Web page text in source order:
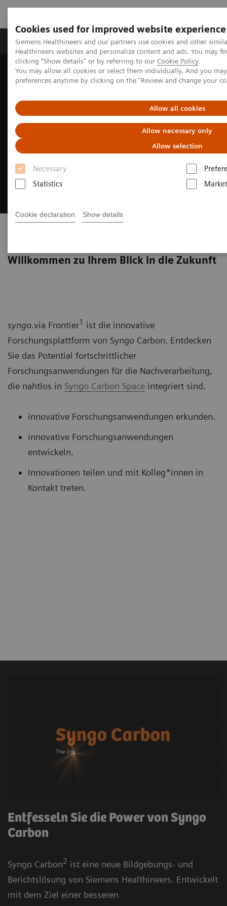
Cookies used for improved website experience
Siemens Healthineers and our partners use cookies and other
Healthineers websites and personalize content and ads. You may
clicking "Show details" or by referring to our Cookie Policy.
You may allow all cookies or select them individually. And you
preferences anytime by clicking on the "Review and change your
Allow all cookies
Allow necessary only
Allow selection
Necessary
Statistics
Cookie declaration Show details
Produkte & Services Fachbereiche
Home Digital Solutions & Automation syngo.via Frontier
Willkommen zu Ihrem Blick in die Zukunft
syngo.via Frontier1 ist die innovative
Forschungsplattform von Syngo Carbon. Entdecken
Sie das Potential fortschrittlicher
Forschungsanwendungen für die Nachverarbeitung,
die nahtlos in Syngo Carbon Space integriert sind.
innovative Forschungsanwendungen erkunden.
innovative Forschungsanwendungen
entwickeln.
Innovationen teilen und mit Kolleg*innen in
Kontakt treten.
Entfesseln Sie die Power von Syngo
Carbon
Syngo Carbon2 ist eine neue Bildgebungs- und
Berichtslösung von Siemens Healthineers. Entwickelt
mit dem Ziel einer besseren